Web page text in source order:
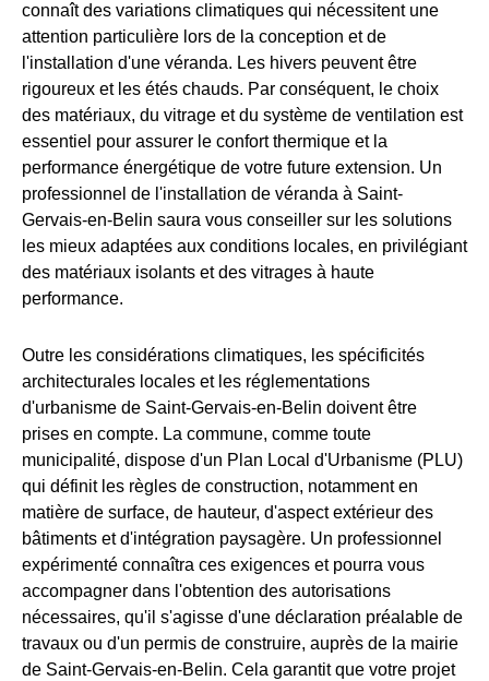
connaît des variations climatiques qui nécessitent une
attention particulière lors de la conception et de
l'installation d'une véranda. Les hivers peuvent être
rigoureux et les étés chauds. Par conséquent, le choix
des matériaux, du vitrage et du système de ventilation est
essentiel pour assurer le confort thermique et la
performance énergétique de votre future extension. Un
professionnel de l'installation de véranda à Saint-
Gervais-en-Belin saura vous conseiller sur les solutions
les mieux adaptées aux conditions locales, en privilégiant
des matériaux isolants et des vitrages à haute
performance.
Outre les considérations climatiques, les spécificités
architecturales locales et les réglementations
d'urbanisme de Saint-Gervais-en-Belin doivent être
prises en compte. La commune, comme toute
municipalité, dispose d'un Plan Local d'Urbanisme (PLU)
qui définit les règles de construction, notamment en
matière de surface, de hauteur, d'aspect extérieur des
bâtiments et d'intégration paysagère. Un professionnel
expérimenté connaîtra ces exigences et pourra vous
accompagner dans l'obtention des autorisations
nécessaires, qu'il s'agisse d'une déclaration préalable de
travaux ou d'un permis de construire, auprès de la mairie
de Saint-Gervais-en-Belin. Cela garantit que votre projet